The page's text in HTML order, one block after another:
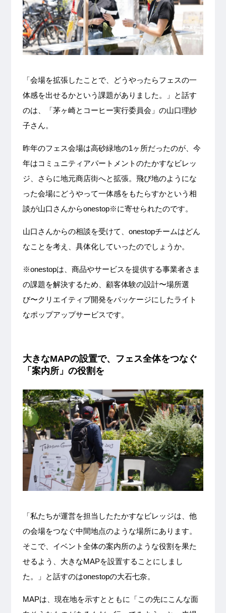
「会場を拡張したことで、どうやったらフェスの一
体感を出せるかという課題がありました。」と話す
のは、「茅ヶ崎とコーヒー実行委員会」の山口理紗
子さん。
昨年のフェス会場は高砂緑地の1ヶ所だったのが、今
年はコミュニティアパートメントのたかすなビレッ
ジ、さらに地元商店街へと拡張。飛び地のようにな
った会場にどうやって一体感をもたらすかという相
談が山口さんからonestop※に寄せられたのです。
山口さんからの相談を受けて、onestopチームはどん
なことを考え、具体化していったのでしょうか。
※onestopは、商品やサービスを提供する事業者さま
の課題を解決するため、顧客体験の設計〜場所選
び〜クリエイティブ開発をパッケージにしたライト
なポップアップサービスです。
大きなMAPの設置で、フェス全体をつなぐ
「案内所」の役割を
「私たちが運営を担当したたかすなビレッジは、他
の会場をつなぐ中間地点のような場所にあります。
そこで、イベント全体の案内所のような役割を果た
せるよう、大きなMAPを設置することにしまし
た。」と話すのはonestopの大石七奈。
MAPは、現在地を示すとともに「この先にこんな面